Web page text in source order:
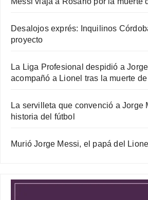
Desalojos exprés: Inquilinos
proyecto
La Liga Profesional despidió a
acompañó a Lionel tras la muerte
La servilleta que convenció a Jorge
historia del fútbol
Murió Jorge Messi, el papá del Lionel